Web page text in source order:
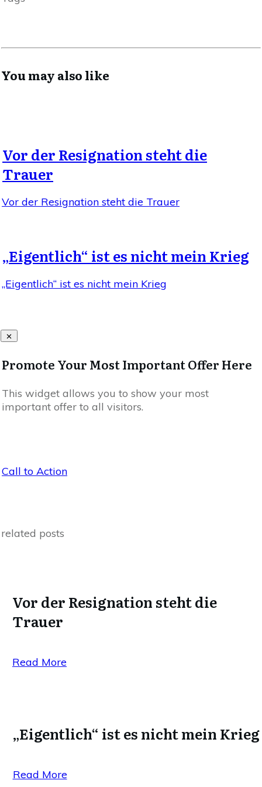
You may also like
Vor der Resignation steht die
Trauer
Vor der Resignation steht die Trauer
„Eigentlich“ ist es nicht mein Krieg
„Eigentlich“ ist es nicht mein Krieg
Promote Your Most Important Offer Here
This widget allows you to show your most
important offer to all visitors.
Call to Action
related posts
Vor der Resignation steht die
Trauer
Read More
„Eigentlich“ ist es nicht mein Krieg
Read More